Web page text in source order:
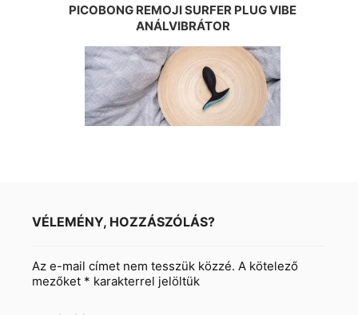
PICOBONG REMOJI SURFER PLUG VIBE
ANÁLVIBRÁTOR
VÉLEMÉNY, HOZZÁSZÓLÁS?
Az e-mail címet nem tesszük közzé. A kötelező
mezőket * karakterrel jelöltük